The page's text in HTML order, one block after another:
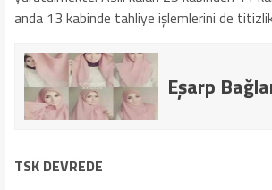
anda 13 kabinde tahliye işlemlerini de
Eşarp
TSK DEVREDE